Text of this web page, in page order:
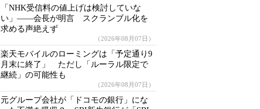
「NHK受信料の値上げは検討していな
い」――会長が明言 スクランブル化を
求める声絶えず
（2026年08月07日）
楽天モバイルのローミングは「予定通り9
月末に終了」 ただし「ルーラル限定で
継続」の可能性も
（2026年08月07日）
元グループ会社が「ドコモの銀行」にな